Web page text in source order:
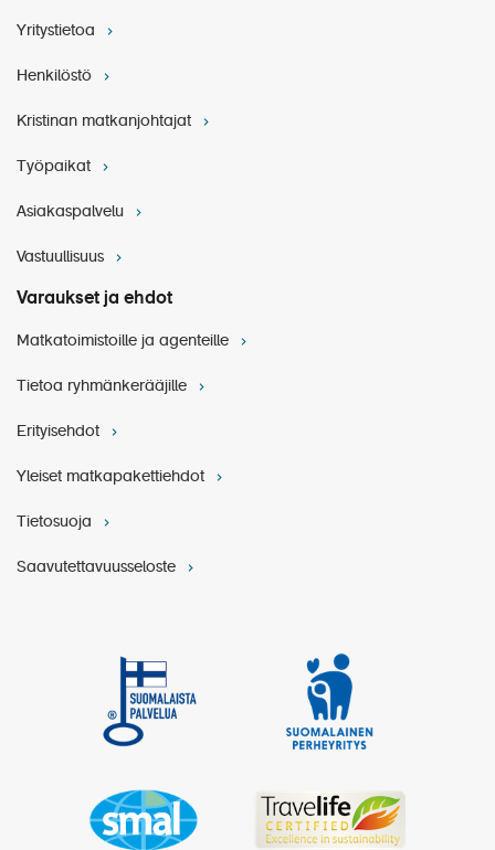
Yritystietoa
Henkilöstö
Kristinan matkanjohtajat
Työpaikat
Asiakaspalvelu
Vastuullisuus
Varaukset ja ehdot
Matkatoimistoille ja agenteille
Tietoa ryhmänkerääjille
Erityisehdot
Yleiset matkapakettiehdot
Tietosuoja
Saavutettavuusseloste